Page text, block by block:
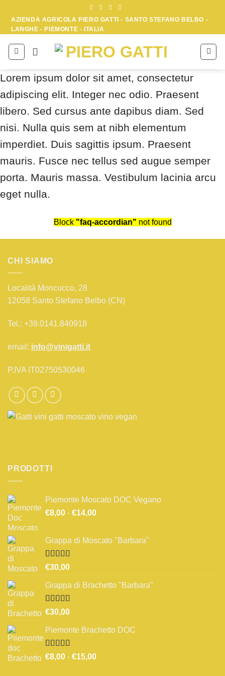
content
AZIENDA AGRICOLA PIERO GATTI - SANTO STEFANO BELBO -
LANGHE - PIEMONTE - ITALIA
Lorem ipsum dolor sit amet, consectetur
adipiscing elit. Integer nec odio. Praesent
libero. Sed cursus ante dapibus diam. Sed
nisi. Nulla quis sem at nibh elementum
imperdiet. Duis sagittis ipsum. Praesent
mauris. Fusce nec tellus sed augue semper
porta. Mauris massa. Vestibulum lacinia arcu
eget nulla.
Block "faq-accordian" not found
CHI SIAMO
Località Moncucco, 28
12058 Santo Stefano Belbo (CN)
Tel.: +39.0141.840918
email: info@vinigatti.it
P.IVA IT02750530046
PRODOTTI
Piemonte Moscato DOC Vegano
€8,00 - €14,00Fascia
da
Grappa di Moscato "Barbara"
Valutato
su 5
€30,00
Grappa di Brachetto "Barbara"
Valutato
su 5
€30,00
Piemonte Brachetto DOC
Valutato
4.33
€8,00 - €15,00Fascia